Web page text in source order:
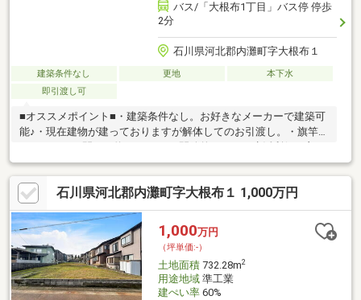
バス/「大根布1丁目」バス停 停歩
2分
石川県河北郡内灘町字大根布１
建築条件なし 更地
本下水
即引渡し可
■オススメポイント■・建築条件なし。お好きなメーカーで建築可
能♪・現在建物が建っておりますが解体してのお引渡し。・旗竿地
い、閑静な住宅街です。■アクセス■・内灘中学校まで徒歩9
分。・大根布小学校まで徒歩７分。・大根布保育園まで徒歩6
分。・スーパー、コンビニ、ドラッグストアも徒歩分圏内に♪・北
陸鉄道浅野川線 内灘駅へはお車で約6分！・バス停も近く病院や
役場までも交通アクセス◎■サポート■・商談からお引渡しまで経
験豊富なスタッフが丁寧にサポートさせて頂きます。ぜひ一度お
問合せ下さい！
石川県河北郡内灘町字大根布１ 1,000万円
1,000万円
（坪単価:-）
土地面積732.28m2
用途地域準工業
建ぺい率60%